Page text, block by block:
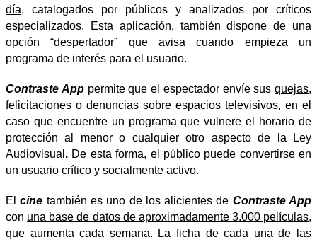
día, catalogados por públicos y analizados por críticos
especializados. Esta aplicación, también dispone de una
opción “despertador” que avisa cuando empieza un
programa de interés para el usuario.
Contraste App permite que el espectador envíe sus quejas,
felicitaciones o denuncias sobre espacios televisivos, en el
caso que encuentre un programa que vulnere el horario de
protección al menor o cualquier otro aspecto de la Ley
Audiovisual . De esta forma, el público puede convertirse en
un usuario crítico y socialmente activo.
El cine también es uno de los alicientes de Contraste App
con una base de datos de aproximadamente 3.000 películas,
que aumenta cada semana. La ficha de cada una de las